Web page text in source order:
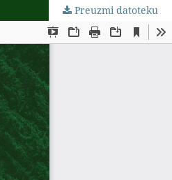
Preuzmi datoteku